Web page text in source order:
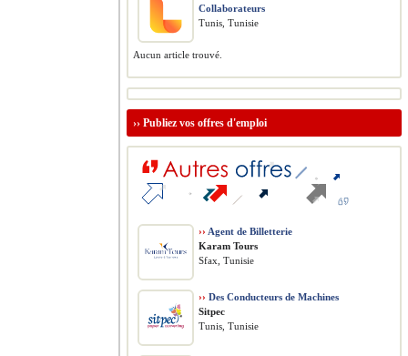
Collaborateurs
Tunis, Tunisie
Aucun article trouvé.
›› Publiez vos offres d'emploi
›› Agent de Billetterie
Karam Tours
Sfax, Tunisie
›› Des Conducteurs de Machines
Sitpec
Tunis, Tunisie